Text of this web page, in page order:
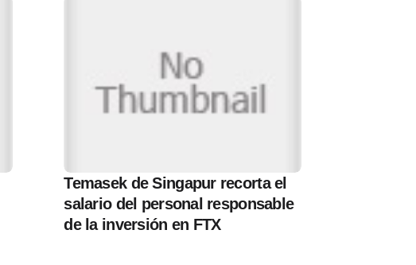
Temasek de Singapur recorta el
salario del personal responsable
de la inversión en FTX